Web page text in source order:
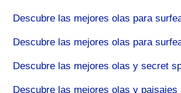
Descubre las mejores olas para
Descubre las mejores olas para
Descubre las mejores olas y secret
Descubre las mejores olas y